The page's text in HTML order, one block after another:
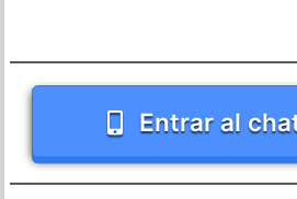
Entrar al